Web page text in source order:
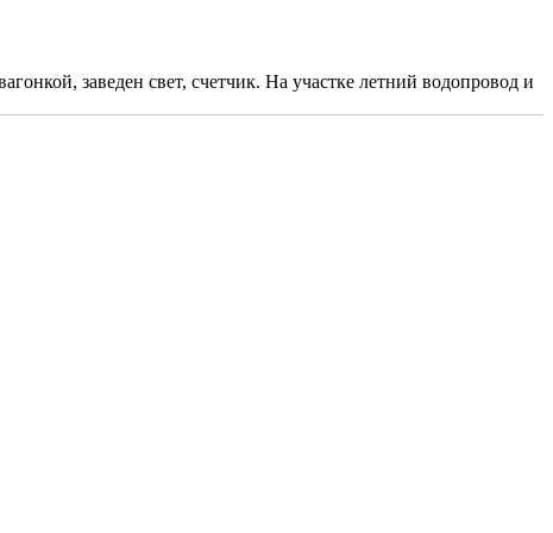
заведен свет, счетчик. На участке летний водопровод и